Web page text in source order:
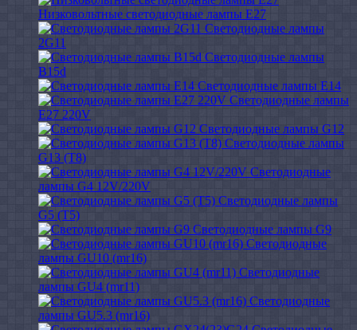
Низковольтные светодиодные лампы E27
Светодиодные лампы
2G11
Светодиодные лампы
B15d
Светодиодные лампы E14
Светодиодные лампы
E27 220V
Светодиодные лампы G12
Светодиодные лампы
G13 (T8)
Светодиодные
лампы G4 12V/220V
Светодиодные лампы
G5 (T5)
Светодиодные лампы G9
Светодиодные
лампы GU10 (mr16)
Светодиодные
лампы GU4 (mr11)
Светодиодные
лампы GU5.3 (mr16)